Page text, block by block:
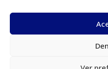
© Todos los
Desarrollado